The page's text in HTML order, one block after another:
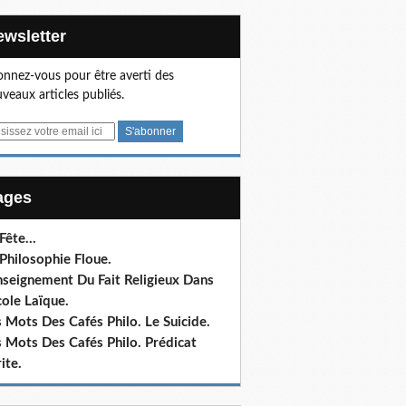
vous pour être averti des
articles publiés.
Floue.
Du Fait Religieux Dans
Laïque.
Mots Des Cafés Philo. Le Suicide.
Mots Des Cafés Philo. Prédicat